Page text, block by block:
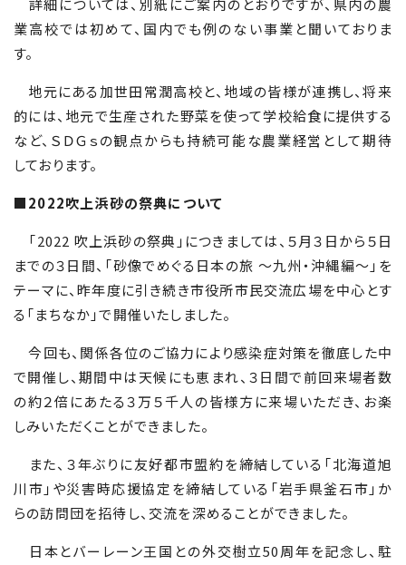
詳細については、別紙にご案内のとおりですが、県内の農
業高校では初めて、国内でも例のない事業と聞いておりま
す。
地元にある加世田常潤高校と、地域の皆様が連携し、将来
的には、地元で生産された野菜を使って学校給食に提供する
など、ＳＤＧｓの観点からも持続可能な農業経営として期待
しております。
■2022吹上浜砂の祭典について
「2022 吹上浜砂の祭典」につきましては、５月３日から５日
までの３日間、「砂像でめぐる日本の旅 ～九州・沖縄編～」を
テーマに、昨年度に引き続き市役所市民交流広場を中心とす
る「まちなか」で開催いたしました。
今回も、関係各位のご協力により感染症対策を徹底した中
で開催し、期間中は天候にも恵まれ、３日間で前回来場者数
の約２倍にあたる３万５千人の皆様方に来場いただき、お楽
しみいただくことができました。
また、３年ぶりに友好都市盟約を締結している「北海道旭
川市」や災害時応援協定を締結している「岩手県釜石市」か
らの訪問団を招待し、交流を深めることができました。
日本とバーレーン王国との外交樹立50周年を記念し、駐